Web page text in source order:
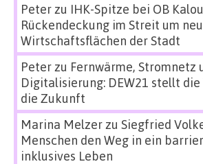
Peterzu IHK-Spitze bei OB
Rückendeckung im Streit um
Wirtschaftsflächen der Stadt
Peterzu Fernwärme, Stromnetz
Digitalisierung: DEW21 stellt
die Zukunft
Marina Melzerzu Siegfried
Menschen den Weg in ein
inklusives Leben